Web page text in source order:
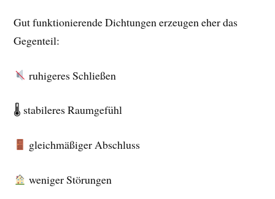
Gut funktionierende Dichtungen erzeugen eher das
Gegenteil:
ruhigeres Schließen
🌡 stabileres Raumgefühl
gleichmäßiger Abschluss
weniger Störungen